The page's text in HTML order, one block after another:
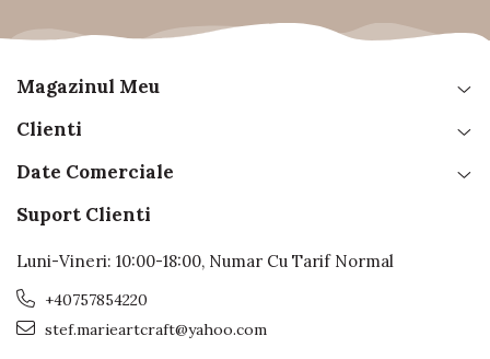
Magazinul Meu
Clienti
Date Comerciale
Suport Clienti
Luni-Vineri: 10:00-18:00, Numar Cu Tarif Normal
+40757854220
stef.marieartcraft@yahoo.com